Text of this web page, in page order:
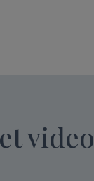
video